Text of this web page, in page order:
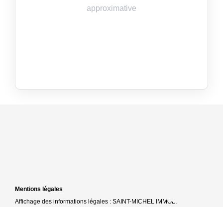
Mentions légales
Affichage des informations légales : SAINT-MICHEL IMMOBILIER |